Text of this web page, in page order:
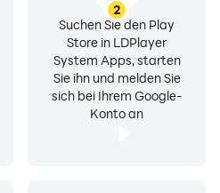
2
Suchen Sie den Play
Store in LDPlayer
System Apps, starten
Sie ihn und melden Sie
sich bei Ihrem Google-
Konto an